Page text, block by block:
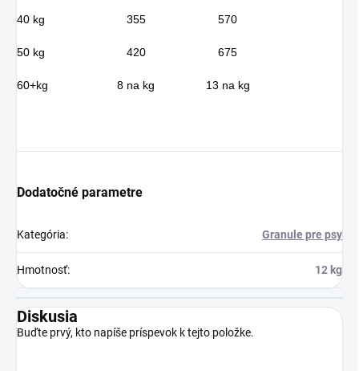
40 kg 355 570
50 kg 420 675
60+kg 8 na kg 13 na kg
Dodatočné parametre
Kategória: Granule pre psy
Hmotnosť: 12 kg
Diskusia
Buďte prvý, kto napíše príspevok k tejto položke.